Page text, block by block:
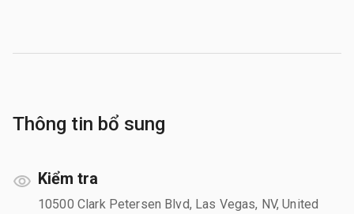
Thông tin bổ sung
Kiểm tra
10500 Clark Petersen Blvd, Las Vegas, NV, United